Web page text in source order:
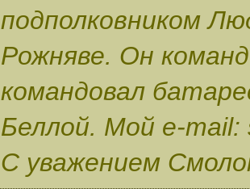
подполковником
Рожняве. Он
командовал
Беллой. Мой e-mail:
С уважением